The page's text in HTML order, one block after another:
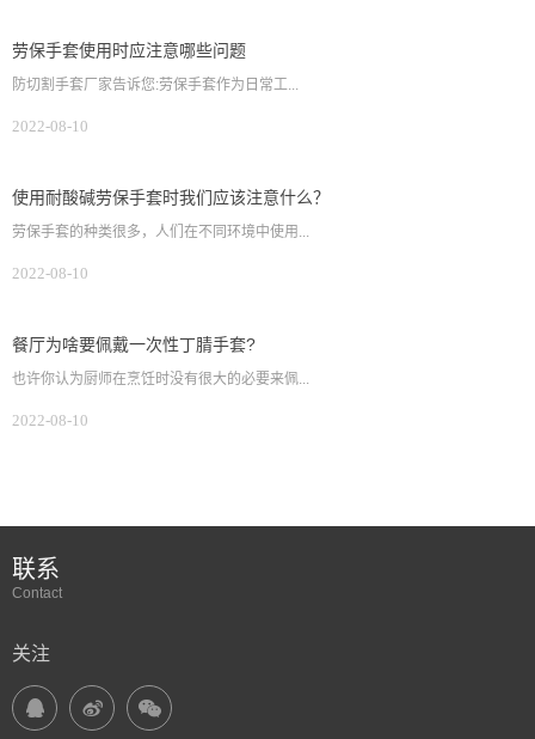
劳保手套使用时应注意哪些问题
防切割手套厂家告诉您:劳保手套作为日常工...
2022-08-10
使用耐酸碱劳保手套时我们应该注意什么？
劳保手套的种类很多，人们在不同环境中使用...
2022-08-10
餐厅为啥要佩戴一次性丁腈手套?
也许你认为厨师在烹饪时没有很大的必要来佩...
2022-08-10
联系
Contact
关注